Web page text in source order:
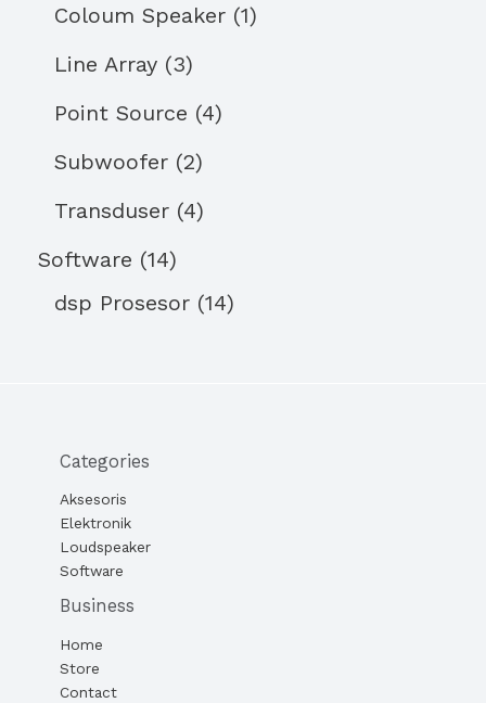
Coloum Speaker 1
Line Array
3
Point Source
4
Subwoofer 2
Transduser 4
Software
14
dsp Prosesor 14
Categories
Aksesoris
Elektronik
Loudspeaker
Software
Business
Home
Store
Contact